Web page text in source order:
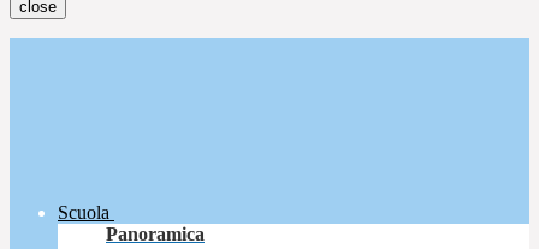
close
Scuola
Panoramica